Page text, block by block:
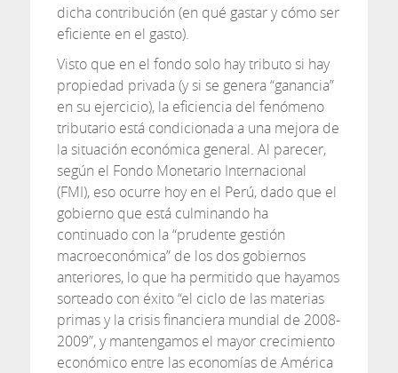
dicha contribución (en qué gastar y cómo ser
eficiente en el gasto).
Visto que en el fondo solo hay tributo si hay
propiedad privada (y si se genera “ganancia”
en su ejercicio), la eficiencia del fenómeno
tributario está condicionada a una mejora de
la situación económica general. Al parecer,
según el Fondo Monetario Internacional
(FMI), eso ocurre hoy en el Perú, dado que el
gobierno que está culminando ha
continuado con la “prudente gestión
macroeconómica” de los dos gobiernos
anteriores, lo que ha permitido que hayamos
sorteado con éxito “el ciclo de las materias
primas y la crisis financiera mundial de 2008-
2009”, y mantengamos el mayor crecimiento
económico entre las economías de América